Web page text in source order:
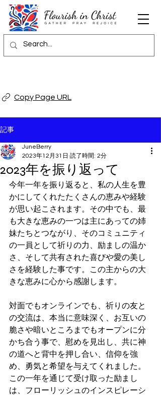
Copy Page URL
記事
2023年を振り返って
JuneBerry
2023年12月31日 読了時間: 2分
今年一年を振り返ると、私の人生を豊
かにしてくれたたくさんの恵みや経験
が思い起こされます。その中でも、最
も大きな恵みの一つは主にあっての姉
妹たちとつながり、そのコミュニティ
の一員として祈りの力、励ましの温か
さ、そして共有された喜びや愛の美し
さを経験した事です。この主からの大
きな恵みに心から感謝します。
対面でもオンラインでも、祈りの友と
の交流は、本当に意味深く、お互いの
脆さや暗いところまでもオープンに分
かち合う事で、慰めを見出し、共に神
の道へと背中を押し合い、信仰を強
め、勇気と希望を与えてくれました。
この一年を通じて受け取った励まし
は、フローリッシュのインスピレーシ